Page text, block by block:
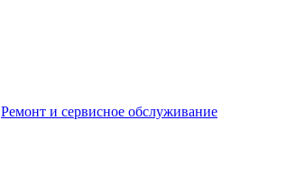
Ремонт и сервисное обслуживание